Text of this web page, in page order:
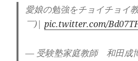
愛娘の勉強をチョイチョイ
￣)|pic.twitter.com/
— 受験塾家庭教師 和田成